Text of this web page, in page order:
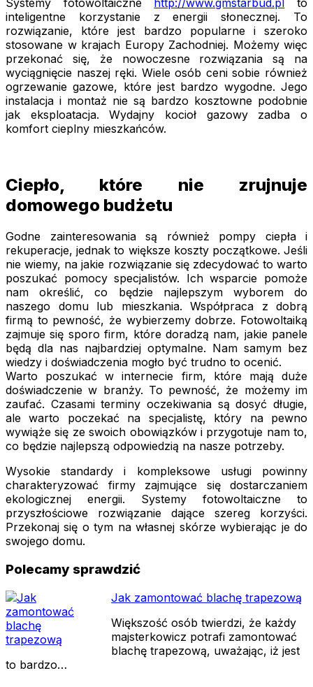
Systemy fotowoltaiczne http://www.gmstarbud.pl
to
inteligentne korzystanie z energii słonecznej. To
rozwiązanie, które jest bardzo popularne i szeroko
stosowane w krajach Europy Zachodniej. Możemy więc
przekonać się, że nowoczesne rozwiązania są na
wyciągnięcie naszej ręki. Wiele osób ceni sobie również
ogrzewanie gazowe, które jest bardzo wygodne. Jego
instalacja i montaż nie są bardzo kosztowne podobnie
jak eksploatacja. Wydajny kocioł gazowy zadba o
komfort cieplny mieszkańców.
Ciepło, które nie zrujnuje
domowego budżetu
Godne zainteresowania są również pompy ciepła i
rekuperacje, jednak to większe koszty początkowe. Jeśli
nie wiemy, na jakie rozwiązanie się zdecydować to warto
poszukać pomocy specjalistów. Ich wsparcie pomoże
nam określić, co będzie najlepszym wyborem do
naszego domu lub mieszkania. Współpraca z dobrą
firmą to pewność, że wybierzemy dobrze. Fotowoltaiką
zajmuje się sporo firm, które doradzą nam, jakie panele
będą dla nas najbardziej optymalne. Nam samym bez
wiedzy i doświadczenia mogło być trudno to ocenić.
Warto poszukać w internecie firm, które mają duże
doświadczenie w branży. To pewność, że możemy im
zaufać. Czasami terminy oczekiwania są dosyć długie,
ale warto poczekać na specjalistę, który na pewno
wywiąże się ze swoich obowiązków i przygotuje nam to,
co będzie najlepszą odpowiedzią na nasze potrzeby.
Wysokie standardy i kompleksowe usługi powinny
charakteryzować firmy zajmujące się dostarczaniem
ekologicznej energii. Systemy fotowoltaiczne to
przyszłościowe rozwiązanie dające szereg korzyści.
Przekonaj się o tym na własnej skórze wybierając je do
swojego domu.
Polecamy sprawdzić
Jak zamontować blachę trapezową
Większość osób twierdzi, że każdy
majsterkowicz potrafi zamontować
blachę trapezową, uważając, iż jest
to bardzo…